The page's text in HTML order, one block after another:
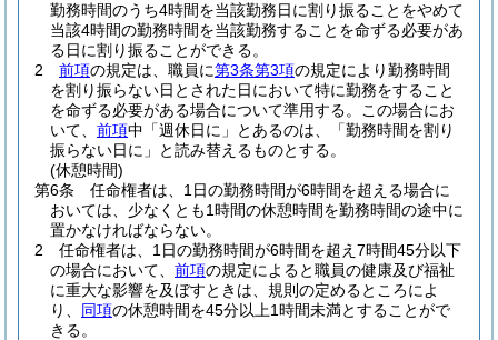
勤務時間のうち4時間を当該勤務日に割り振ることをやめて
当該4時間の勤務時間を当該勤務することを命ずる必要があ
る日に割り振ることができる。
2
前項の規定は、職員に第3条第3項の規定により勤務時間
を割り振らない日とされた日において特に勤務をすること
を命ずる必要がある場合について準用する。
この場合にお
いて、 前項中「週休日に」とあるのは、「勤務時間を割り
振らない日に」と読み替えるものとする。
(休憩時間)
第6条
任命権者は、1日の勤務時間が6時間を超える場合に
おいては、少なくとも1時間の休憩時間を勤務時間の途中に
置かなければならない。
2
任命権者は、1日の勤務時間が6時間を超え7時間45分以下
の場合において、 前項の規定によると職員の健康及び福祉
に重大な影響を及ぼすときは、規則の定めるところによ
り、 同項の休憩時間を45分以上1時間未満とすることがで
きる。